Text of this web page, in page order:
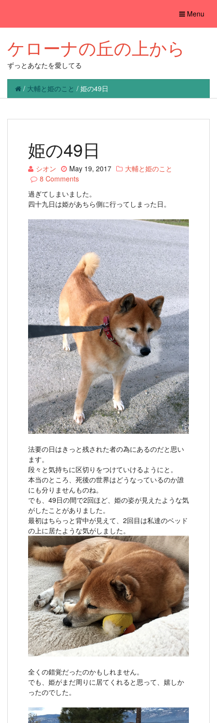
Toggle
Menu
ケローナの丘の上から
ずっとあなたを愛してる
/ 大輔と姫のこと / 姫の49日
姫の49日
シオン May 19, 2017
大輔と姫のこと
8 Comments
過ぎてしまいました。
四十九日は姫があちら側に行ってしまった日。
法要の日はきっと残された者の為にあるのだと思い
ます。
段々と気持ちに区切りをつけていけるようにと。
本当のところ、死後の世界はどうなっているのか誰
にも分りませんものね。
でも、49日の間で2回ほど、姫の姿が見えたような気
がしたことがありました。
最初はちらっと背中が見えて、2回目は私達のベッド
の上に居たような気がしました。
全くの錯覚だったのかもしれません。
でも、姫がまだ周りに居てくれると思って、嬉しか
ったのでした。